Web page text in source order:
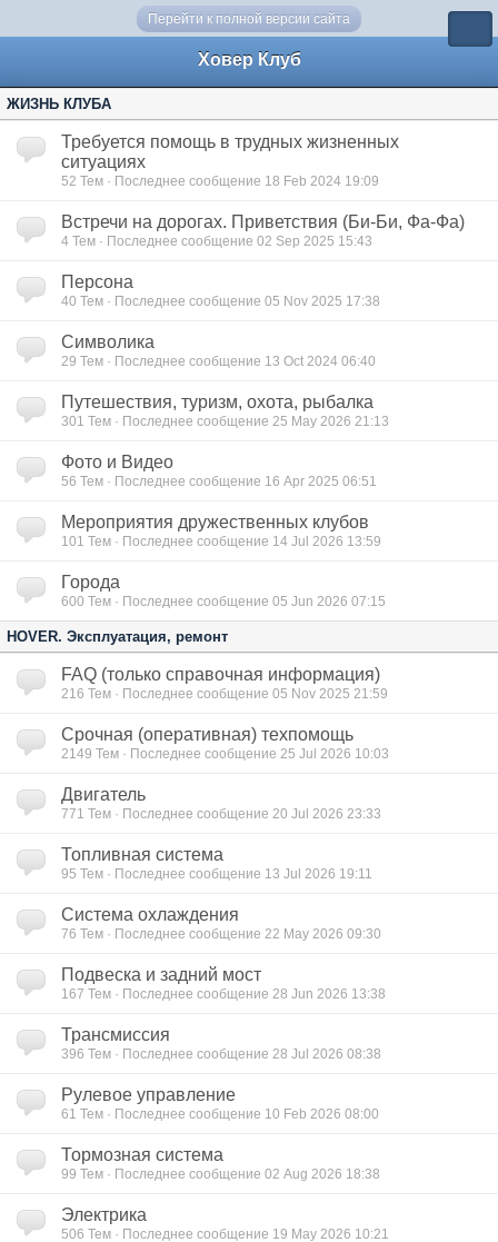
Перейти к полной версии сайта
Ховер Клуб
ЖИЗНЬ КЛУБА
Требуется помощь в трудных жизненных
ситуациях
52 Тем · Последнее сообщение 18 Feb 2024 19:09
Встречи на дорогах. Приветствия (Би-Би, Фа-Фа)
4 Тем · Последнее сообщение 02 Sep 2025 15:43
Персона
40 Тем · Последнее сообщение 05 Nov 2025 17:38
Символика
29 Тем · Последнее сообщение 13 Oct 2024 06:40
Путешествия, туризм, охота, рыбалка
301 Тем · Последнее сообщение 25 May 2026 21:13
Фото и Видео
56 Тем · Последнее сообщение 16 Apr 2025 06:51
Мероприятия дружественных клубов
101 Тем · Последнее сообщение 14 Jul 2026 13:59
Города
600 Тем · Последнее сообщение 05 Jun 2026 07:15
HOVER. Эксплуатация, ремонт
FAQ (только справочная информация)
216 Тем · Последнее сообщение 05 Nov 2025 21:59
Срочная (оперативная) техпомощь
2149 Тем · Последнее сообщение 25 Jul 2026 10:03
Двигатель
771 Тем · Последнее сообщение 20 Jul 2026 23:33
Топливная система
95 Тем · Последнее сообщение 13 Jul 2026 19:11
Система охлаждения
76 Тем · Последнее сообщение 22 May 2026 09:30
Подвеска и задний мост
167 Тем · Последнее сообщение 28 Jun 2026 13:38
Трансмиссия
396 Тем · Последнее сообщение 28 Jul 2026 08:38
Рулевое управление
61 Тем · Последнее сообщение 10 Feb 2026 08:00
Тормозная система
99 Тем · Последнее сообщение 02 Aug 2026 18:38
Электрика
506 Тем · Последнее сообщение 19 May 2026 10:21